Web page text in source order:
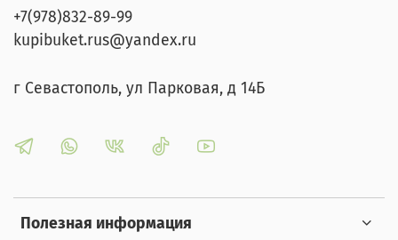
Полезная информация
+7(978)832-89-99
kupibuket.rus@yandex.ru
г Севастополь, ул Парковая, д 14Б